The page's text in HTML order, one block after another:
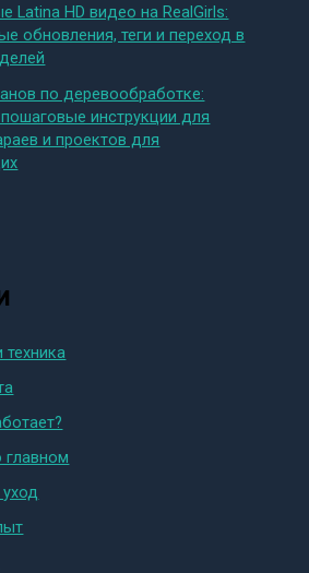
Latina HD видео на RealGirls:
обновления, теги и переход в
по деревообработке:
инструкции для
и проектов для
главном